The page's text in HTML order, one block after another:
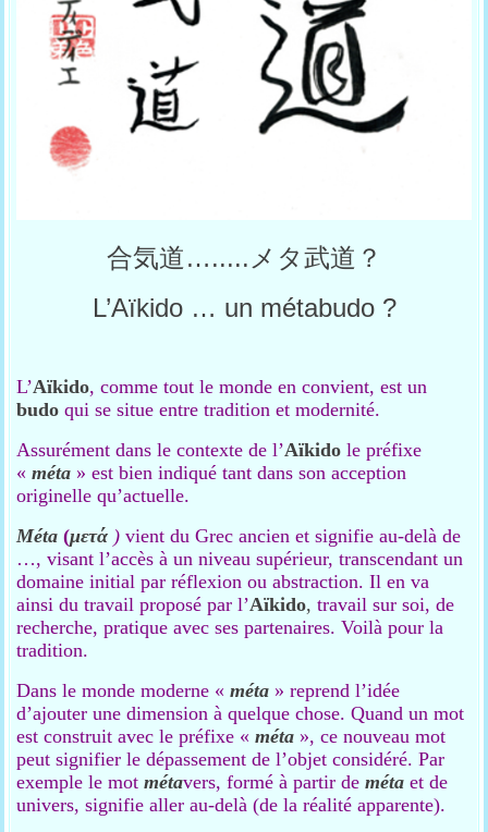
合気道….....メタ武道？
L’Aïkido … un métabudo ?
L’Aïkido, comme tout le monde en convient, est un
budo qui se situe entre tradition et modernité.
Assurément dans le contexte de l’Aïkido le préfixe
«méta » est bien indiqué tant dans son acception
originelle qu’actuelle.
Méta (μετά ) vient du Grec ancien et signifie au-delà de
…, visant l’accès à un niveau supérieur, transcendant un
domaine initial par réflexion ou abstraction. Il en va
ainsi du travail proposé par l’Aïkido, travail sur soi, de
recherche, pratique avec ses partenaires. Voilà pour la
tradition.
Dans le monde moderne «méta » reprend l’idée
d’ajouter une dimension à quelque chose. Quand un mot
est construit avec le préfixe « méta », ce nouveau mot
peut signifier le dépassement de l’objet considéré. Par
exemple le motmétavers, formé à partir deméta et de
univers, signifie aller au-delà (de la réalité apparente).